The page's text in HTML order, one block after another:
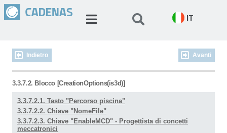
IT
Indietro Avanti
3.3.7.2. Blocco [CreationOptions(is3d)]
3.3.7.2.1. Tasto "Percorso piscina"
3.3.7.2.2. Chiave "NomeFile"
3.3.7.2.3. Chiave "EnableMCD" - Progettista di concetti
meccatronici